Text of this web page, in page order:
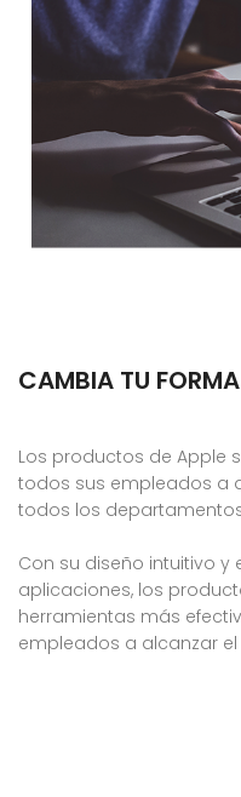
CAMBIA TU
Los productos de Apple
todos sus empleados a
todos los
Con su diseño intuitivo
aplicaciones, los
herramientas más
empleados a alcanzar el